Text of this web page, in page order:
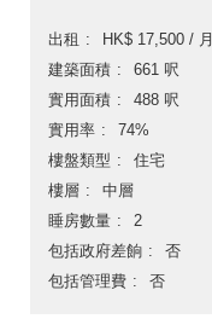
出租
HK$ 17,500 / 月
建築面積
661 呎
實用面積
488 呎
實用率
74%
樓盤類型
住宅
樓層
中層
睡房數量
2
包括政府差餉
否
包括管理費
否